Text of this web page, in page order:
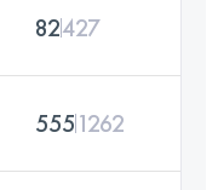
82427
5551262